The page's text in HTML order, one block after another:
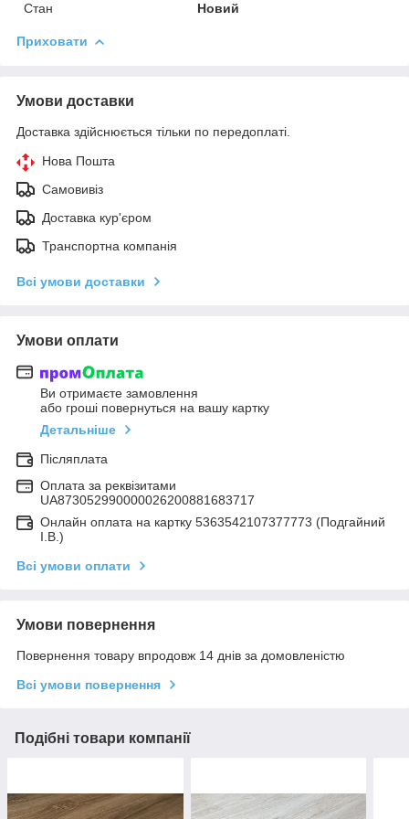
Стан Новий
Приховати
Умови доставки
Доставка здійснюється тільки по передоплаті.
Нова Пошта
Самовивіз
Доставка кур'єром
Транспортна компанія
Всі умови доставки
Умови оплати
Ви отримаєте замовлення
або гроші повернуться на вашу картку
Детальніше
Післяплата
Оплата за реквізитами
UA873052990000026200881683717
Онлайн оплата на картку 5363542107377773 (Подгайний
І.В.)
Всі умови оплати
Умови повернення
Повернення товару впродовж 14 днів за домовленістю
Всі умови повернення
Подібні товари компанії